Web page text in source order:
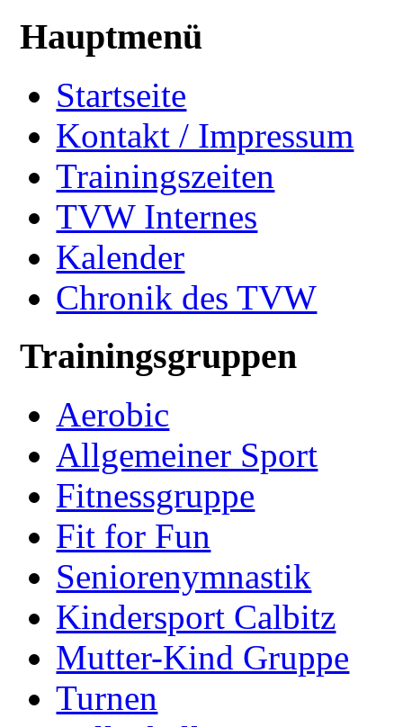
Hauptmenü
Startseite
Kontakt / Impressum
Trainingszeiten
TVW Internes
Kalender
Chronik des TVW
Trainingsgruppen
Aerobic
Allgemeiner Sport
Fitnessgruppe
Fit for Fun
Seniorenymnastik
Kindersport Calbitz
Mutter-Kind Gruppe
Turnen